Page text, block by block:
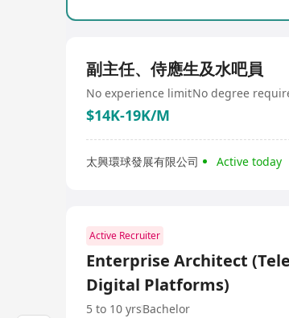
副主任、侍應生及水吧員
No experience limitNo degree
$14K-19K/M
太興環球發展有限公司 Active today
Active Recruiter
Enterprise Architect
Digital Platforms)
5 to 10 yrsBachelor